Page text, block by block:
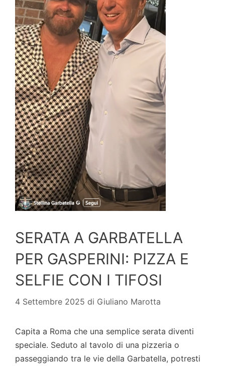
SERATA A GARBATELLA
PER GASPERINI: PIZZA E
SELFIE CON I TIFOSI
4 Settembre 2025 di Giuliano Marotta
Capita a Roma che una semplice serata diventi
speciale. Seduto al tavolo di una pizzeria o
passeggiando tra le vie della Garbatella, potresti